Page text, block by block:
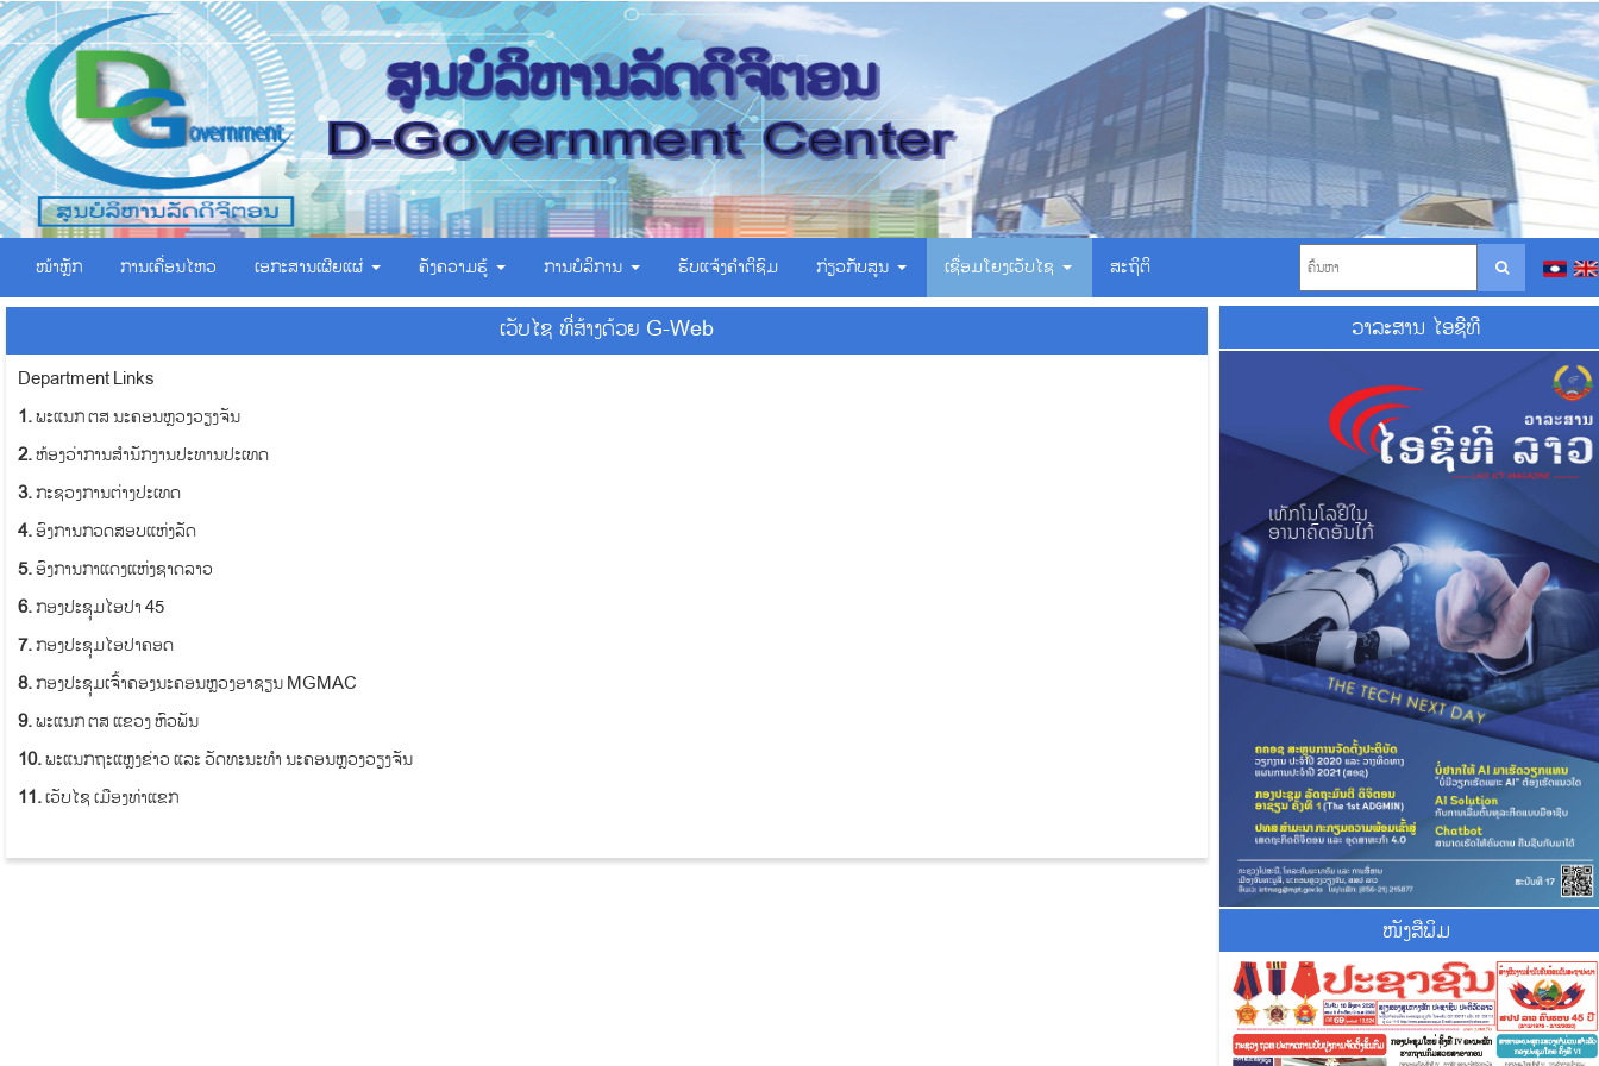
ໜ້າຫຼັກ ການເຄື່ອນໄຫວ ເອ​ກະ​ສານ​ເຜີຍ​ແຜ່ ຄັງຄວາມຮູ້ ການບໍລິການ ຮັບແຈ້ງຄຳຕິຊົມ ກ່ຽວກັບສູນ ເຊື່ອມ​ໂຍງ​ເວັບ​ໄຊ ສະຖິຕິ
ເວັບໄຊ ທີ່ສ້າງດ້ວຍ G-Web
Department Links
1.ພະແນກ ຕສ ນະຄອນຫຼວງວຽງຈັນ
2.ຫ້ອງວ່າການສຳນັກງານປະທານປະເທດ
3.ກະຊວງການຕ່າງປະເທດ
4.ອົງການກວດສອບແຫ່ງລັດ
5.ອົງການກາແດງແຫ່ງຊາດລາວ
6.ກອງປະຊຸມໄອປາ 45
7.ກອງປະຊຸມໄອປາຄອດ
8.ກອງປະຊຸມເຈົ້າຄອງນະຄອນຫຼວງອາຊຽນ MGMAC
9.ພະແນກ ຕສ ແຂວງ ຫົວພັນ
10.ພະແນກຖະແຫຼງຂ່າວ ແລະ ວັດທະນະທຳ ນະຄອນຫຼວງວຽງຈັນ
11.ເວັບໄຊ ເມືອງທ່າແຂກ
ວາ​ລະ​ສານ ໄອ​ຊີ​ທີ
ໜັງສືພິມ